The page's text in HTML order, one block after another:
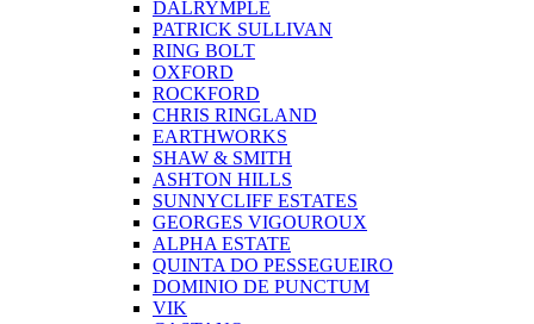
DALRYMPLE
PATRICK SULLIVAN
RING BOLT
OXFORD
ROCKFORD
CHRIS RINGLAND
EARTHWORKS
SHAW & SMITH
ASHTON HILLS
SUNNYCLIFF ESTATES
GEORGES VIGOUROUX
ALPHA ESTATE
QUINTA DO PESSEGUEIRO
DOMINIO DE PUNCTUM
VIK